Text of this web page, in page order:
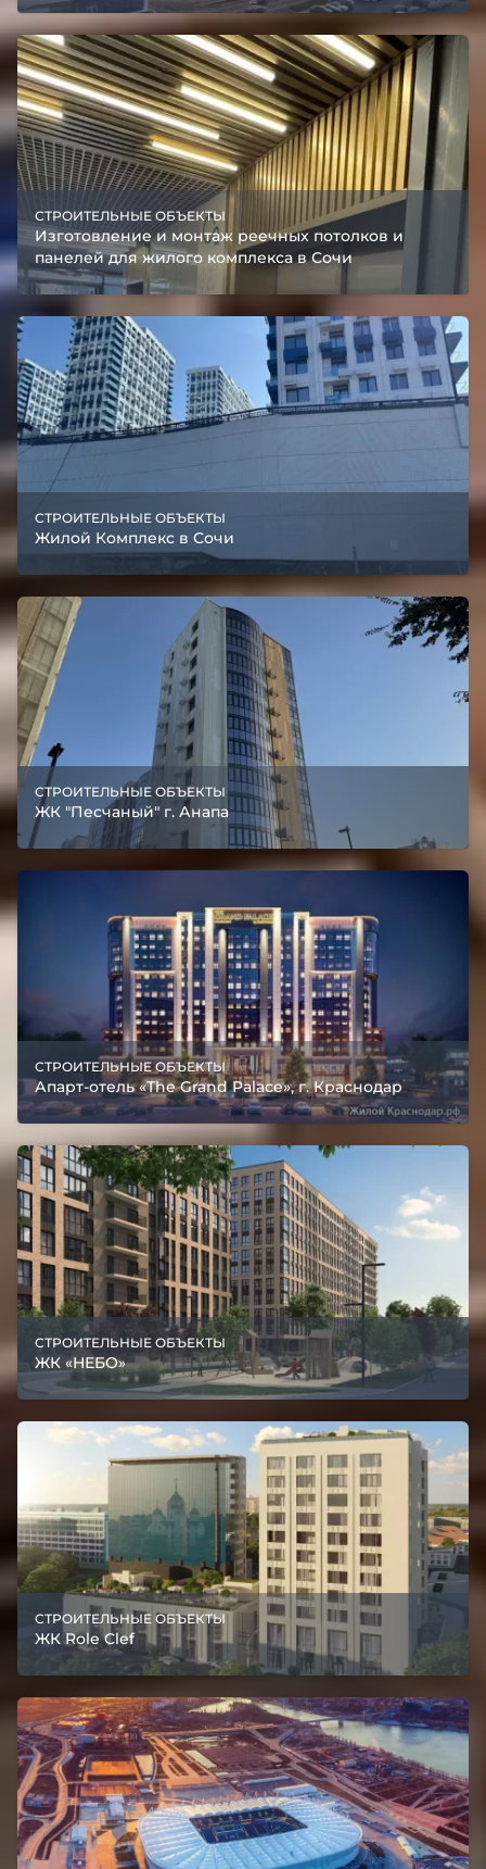
СТРОИТЕЛЬНЫЕ ОБЪЕКТЫ
Изготовление и монтаж реечных потолков и
панелей для жилого комплекса в Сочи
СТРОИТЕЛЬНЫЕ ОБЪЕКТЫ
Жилой Комплекс в Сочи
СТРОИТЕЛЬНЫЕ ОБЪЕКТЫ
ЖК "Песчаный" г. Анапа
СТРОИТЕЛЬНЫЕ ОБЪЕКТЫ
Апарт-отель «The Grand Palace», г. Краснодар
СТРОИТЕЛЬНЫЕ ОБЪЕКТЫ
ЖК «НЕБО»
СТРОИТЕЛЬНЫЕ ОБЪЕКТЫ
ЖК Role Clef